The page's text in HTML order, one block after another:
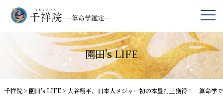
園田's LIFE
千祥院> 園田's LIFE> 大谷翔平、日本人メジャー初の本塁打王獲得！ 算命学で